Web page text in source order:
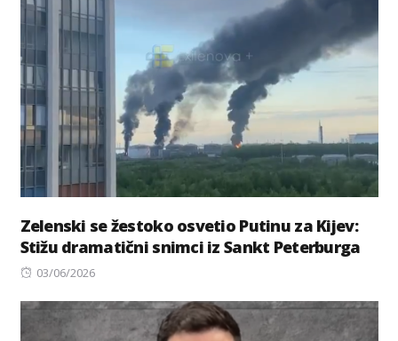
Zelenski se žestoko osvetio Putinu za Kijev:
Stižu dramatični snimci iz Sankt Peterburga
Posted
03/06/2026